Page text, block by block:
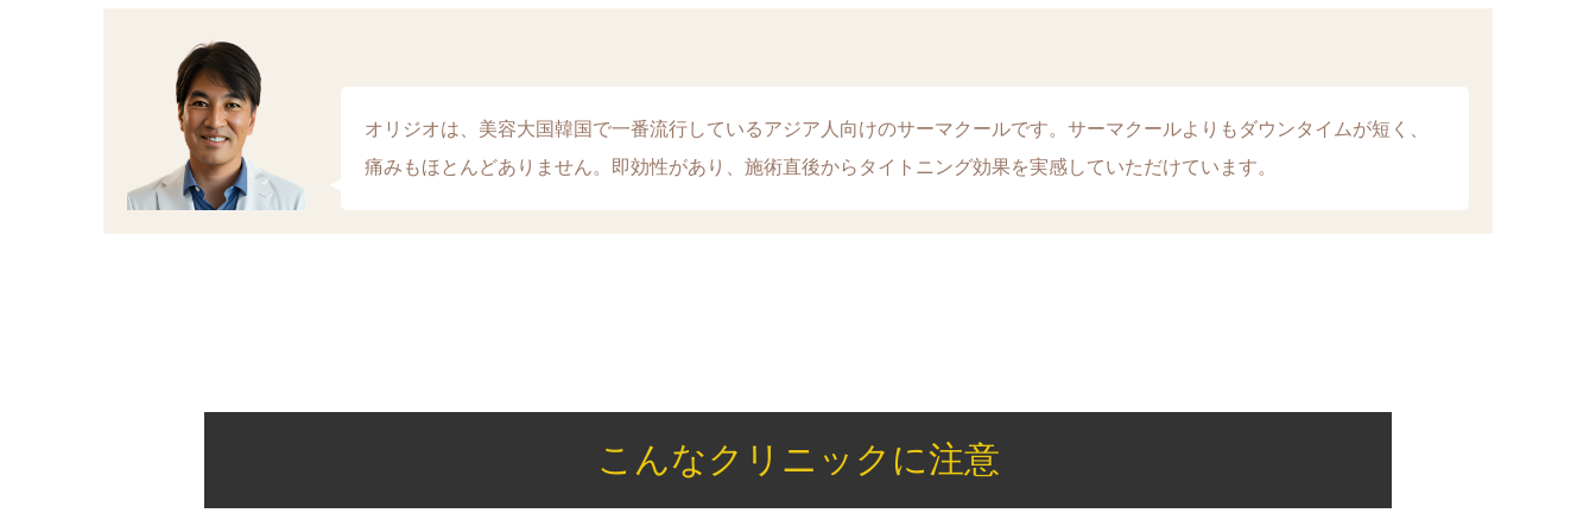
オリジオは、美容大国韓国で一番流行しているアジア人向けのサーマクールです。サーマクールよりもダウンタイムが短く、
痛みもほとんどありません。即効性があり、施術直後からタイトニング効果を実感していただけています。
こんなクリニックに注意